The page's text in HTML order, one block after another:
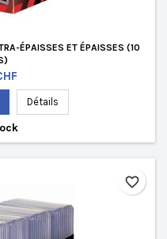
ÉPAISSES ET ÉPAISSES (10
Détails
favorite_border